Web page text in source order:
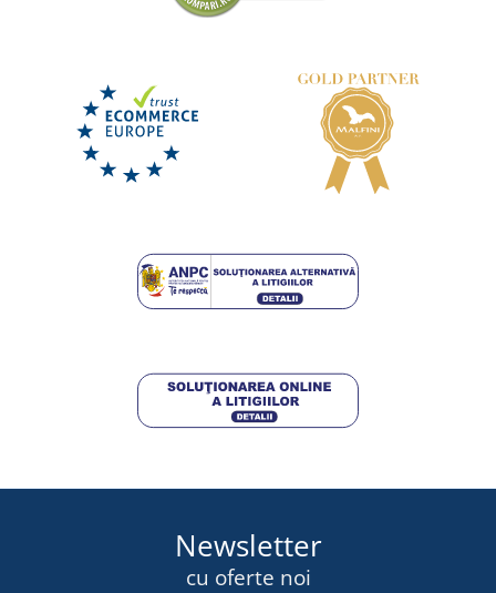
Newsletter
cu oferte noi